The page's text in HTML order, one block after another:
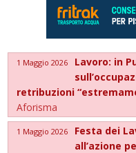
1 Maggio 2026
Lavoro: in
retribuzioni
Aforisma
1 Maggio 2026
Festa dei
all’azione